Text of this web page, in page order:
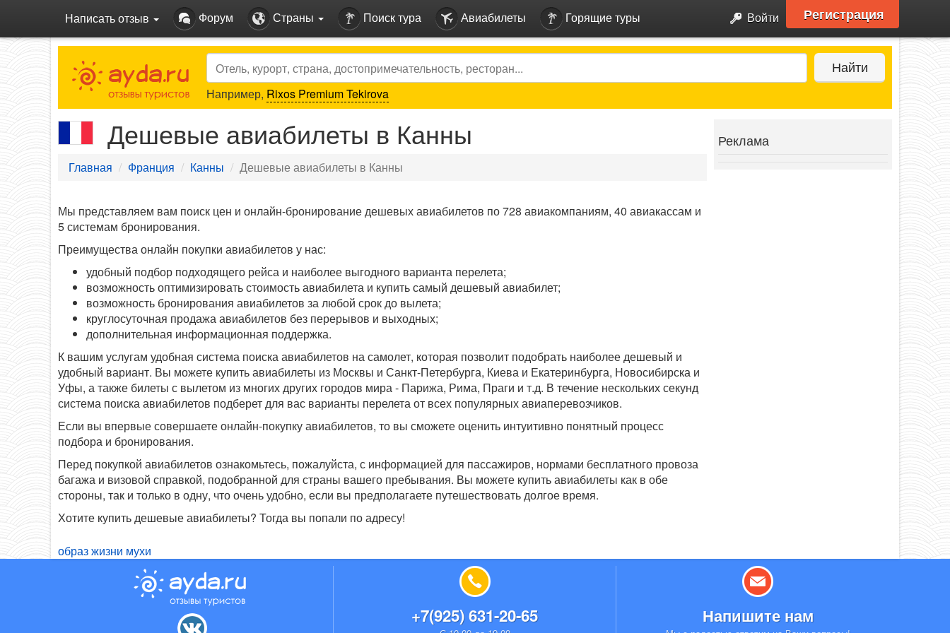
Написать отзыв Форум Страны Поиск тура Авиабилеты Горящие туры Войти Регистрация
Search Найти
Например, Rixos Premium Tekirova
Дешевые авиабилеты в Канны
Главная Франция Канны Дешевые авиабилеты в Канны
Мы представляем вам поиск цен и онлайн-бронирование дешевых авиабилетов по 728 авиакомпаниям, 40 авиакассам и
5 системам бронирования.
Преимущества онлайн покупки авиабилетов у нас:
удобный подбор подходящего рейса и наиболее выгодного варианта перелета;
возможность оптимизировать стоимость авиабилета и купить самый дешевый авиабилет;
возможность бронирования авиабилетов за любой срок до вылета;
круглосуточная продажа авиабилетов без перерывов и выходных;
дополнительная информационная поддержка.
К вашим услугам удобная система поиска авиабилетов на самолет, которая позволит подобрать наиболее дешевый и
удобный вариант. Вы можете купить авиабилеты из Москвы и Санкт-Петербурга, Киева и Екатеринбурга, Новосибирска и
Уфы, а также билеты с вылетом из многих других городов мира - Парижа, Рима, Праги и т.д. В течение нескольких секунд
система поиска авиабилетов подберет для вас варианты перелета от всех популярных авиаперевозчиков.
Если вы впервые совершаете онлайн-покупку авиабилетов, то вы сможете оценить интуитивно понятный процесс
подбора и бронирования.
Перед покупкой авиабилетов ознакомьтесь, пожалуйста, с информацией для пассажиров, нормами бесплатного провоза
багажа и визовой справкой, подобранной для страны вашего пребывания. Вы можете купить авиабилеты как в обе
стороны, так и только в одну, что очень удобно, если вы предполагаете путешествовать долгое время.
Хотите купить дешевые авиабилеты? Тогда вы попали по адресу!
Реклама
образ жизни мухи
+7(925) 631-20-65 Напишите нам